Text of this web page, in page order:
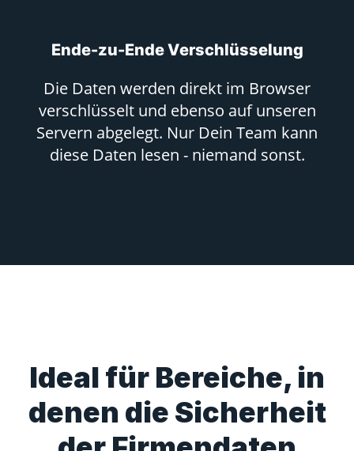
Ende-zu-Ende Verschlüsselung
Die Daten werden direkt im Browser
verschlüsselt und ebenso auf unseren
Servern abgelegt. Nur Dein Team kann
diese Daten lesen - niemand sonst.
Ideal für Bereiche, in
denen die Sicherheit